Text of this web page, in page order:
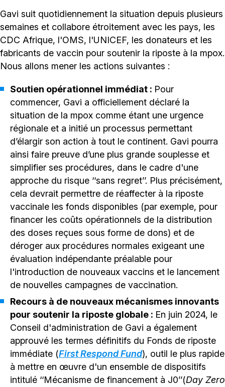
Gavi suit quotidiennement la situation depuis plusieurs
semaines et collabore étroitement avec les pays, les
CDC Afrique, l'OMS, l'UNICEF, les donateurs et les
fabricants de vaccin pour soutenir la riposte à la mpox.
Nous allons mener les actions suivantes :
Soutien opérationnel immédiat : Pour
commencer, Gavi a officiellement déclaré la
situation de la mpox comme étant une urgence
régionale et a initié un processus permettant
d’élargir son action à tout le continent. Gavi pourra
ainsi faire preuve d’une plus grande souplesse et
simplifier ses procédures, dans le cadre d'une
approche du risque ‘‘sans regret’’. Plus précisément,
cela devrait permettre de réaffecter à la riposte
vaccinale les fonds disponibles (par exemple, pour
financer les coûts opérationnels de la distribution
des doses reçues sous forme de dons) et de
déroger aux procédures normales exigeant une
évaluation indépendante préalable pour
l'introduction de nouveaux vaccins et le lancement
de nouvelles campagnes de vaccination.
Recours à de nouveaux mécanismes innovants
pour soutenir la riposte globale : En juin 2024, le
Conseil d'administration de Gavi a également
approuvé les termes définitifs du Fonds de riposte
immédiate (First Respond Fund), outil le plus rapide
à mettre en œuvre d'un ensemble de dispositifs
intitulé ‘‘Mécanisme de financement à J0’’(Day Zero